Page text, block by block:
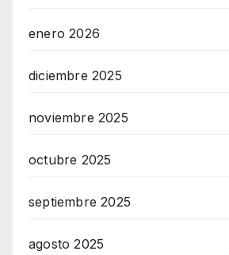
enero 2026
diciembre 2025
noviembre 2025
octubre 2025
septiembre 2025
agosto 2025